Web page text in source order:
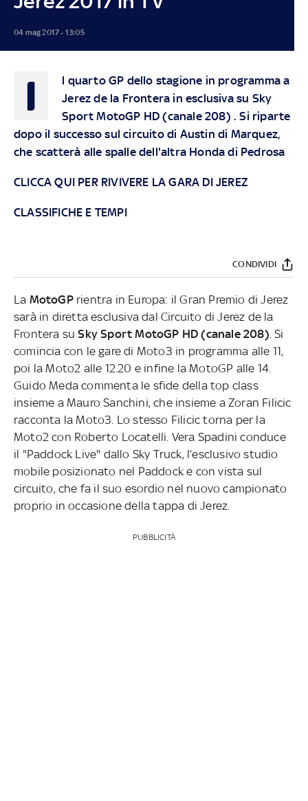
04 mag 2017 - 13:05
I
l quarto GP dello stagione in programma a
Jerez de la Frontera in esclusiva su Sky
Sport MotoGP HD (canale 208) . Si riparte
dopo il successo sul circuito di Austin di Marquez,
che scatterà alle spalle dell'altra Honda di Pedrosa
CLICCA QUI PER RIVIVERE LA GARA DI JEREZ
CLASSIFICHE E TEMPI
CONDIVIDI
La MotoGP rientra in Europa: il Gran Premio di Jerez
sarà in diretta esclusiva dal Circuito di Jerez de la
Frontera suSky Sport MotoGP HD (canale 208) . Si
comincia con le gare di Moto3 in programma alle 11,
poi la Moto2 alle 12.20 e infine la MotoGP alle 14.
Guido Meda commenta le sfide della top class
insieme a Mauro Sanchini, che insieme a Zoran Filicic
racconta la Moto3. Lo stesso Filicic torna per la
Moto2 con Roberto Locatelli. Vera Spadini conduce
il "Paddock Live" dallo Sky Truck, l’esclusivo studio
mobile posizionato nel Paddock e con vista sul
circuito, che fa il suo esordio nel nuovo campionato
proprio in occasione della tappa di Jerez.
PUBBLICITÀ